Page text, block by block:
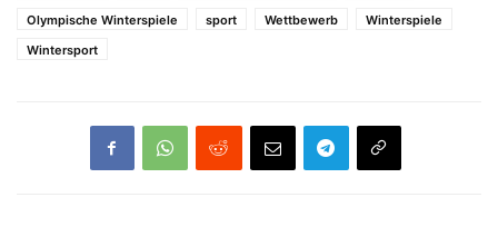
Olympische Winterspiele
sport Wettbewerb
Winterspiele
Wintersport